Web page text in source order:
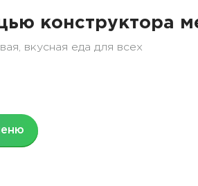
конструктора
вкусная еда для всех